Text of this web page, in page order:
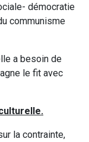
démocratie
communisme
a besoin de
le fit avec
la contrainte,